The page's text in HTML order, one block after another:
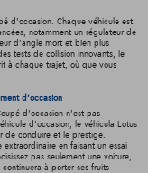
d'occasion. Chaque véhicule est
notamment un régulateur de
d'angle mort et bien plus
tests de collision innovants, le
à chaque trajet, où que vous
d'occasion
d'occasion n'est pas
d'occasion, le véhicula Lotus
de conduire et le prestige.
en faisant un essai
pas seulement une voiture,
à porter ses fruits